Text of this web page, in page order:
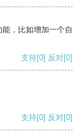
，比如增加一个自
支持[0] 反对[0]
支持[0] 反对[0]